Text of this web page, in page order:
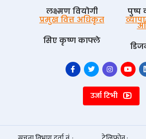
लक्ष्मण वियोगी
पुष्प
प्रमुख वित्त अधिकृत
सिए कृष्ण काफ्ले
उर्जा टिभी